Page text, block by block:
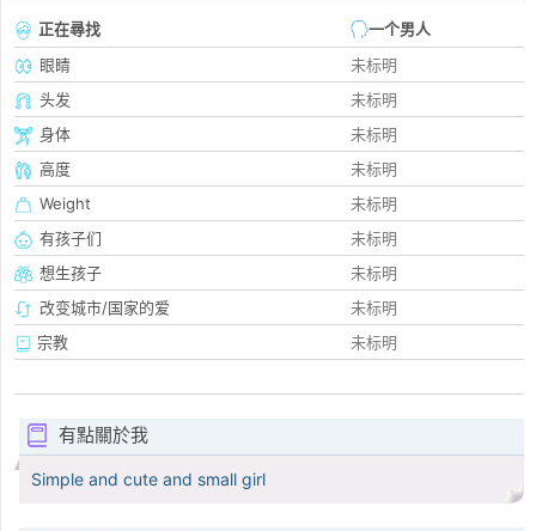
正在尋找
一个男人
眼睛
未标明
头发
未标明
身体
未标明
高度
未标明
Weight
未标明
有孩子们
未标明
想生孩子
未标明
改变城市/国家的爱
未标明
宗教
未标明
有點關於我
Simple and cute and small girl